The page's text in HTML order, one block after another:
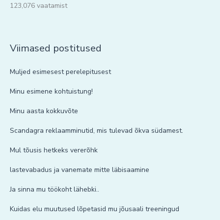
123,076 vaatamist
Viimased postitused
Muljed esimesest perelepitusest
Minu esimene kohtuistung!
Minu aasta kokkuvõte
Scandagra reklaamminutid, mis tulevad õkva südamest.
Mul tõusis hetkeks vererõhk
lastevabadus ja vanemate mitte läbisaamine
Ja sinna mu töökoht lähebki..
Kuidas elu muutused lõpetasid mu jõusaali treeningud